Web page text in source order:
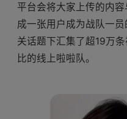
平台会将大家上传的内
成一张用户成为战队一
关话题下汇集了超19万
比的线上啦啦队。